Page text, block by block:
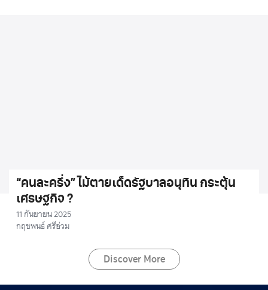
“คนละครึ่ง” ไม้ตายเด็ดรัฐบาลอนุทิน กระตุ้น
เศรษฐกิจ ?
11 กันยายน 2025
กฤชพนธ์ ศรีอ่วม
Discover More